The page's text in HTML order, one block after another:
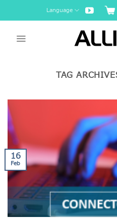
to
Language
TAG
16
Feb